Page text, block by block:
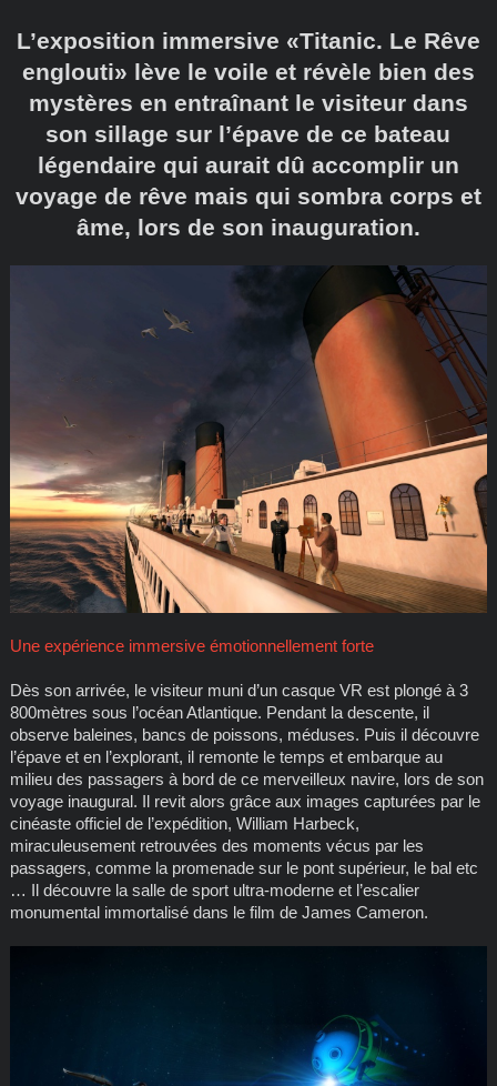
L’exposition immersive «Titanic. Le Rêve
englouti» lève le voile et révèle bien des
mystères en entraînant le visiteur dans
son sillage sur l’épave de ce bateau
légendaire qui aurait dû accomplir un
voyage de rêve mais qui sombra corps et
âme, lors de son inauguration.
Une expérience immersive émotionnellement forte
Dès son arrivée, le visiteur muni d’un casque VR est plongé à 3
800mètres sous l’océan Atlantique. Pendant la descente, il
observe baleines, bancs de poissons, méduses. Puis il découvre
l’épave et en l’explorant, il remonte le temps et embarque au
milieu des passagers à bord de ce merveilleux navire, lors de son
voyage inaugural. Il revit alors grâce aux images capturées par le
cinéaste officiel de l’expédition, William Harbeck,
miraculeusement retrouvées des moments vécus par les
passagers, comme la promenade sur le pont supérieur, le bal etc
… Il découvre la salle de sport ultra-moderne et l’escalier
monumental immortalisé dans le film de James Cameron.